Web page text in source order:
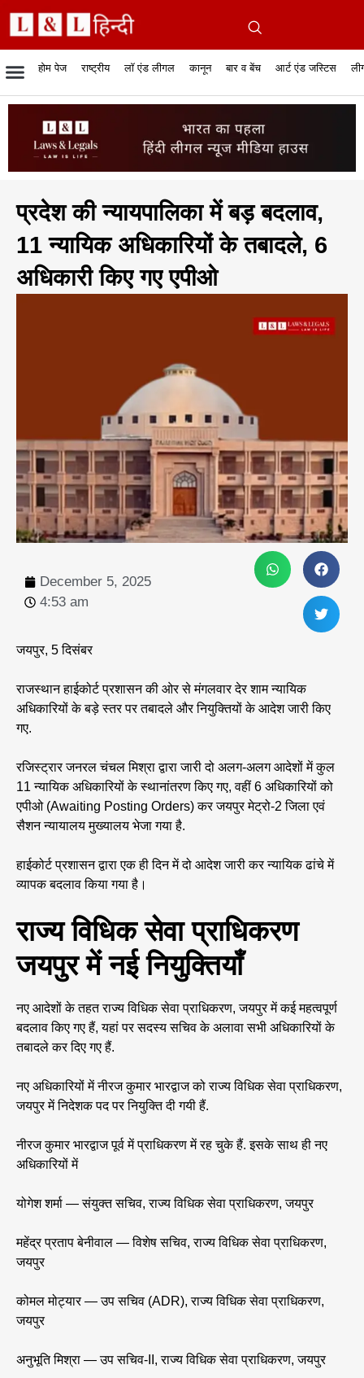
होम पेज राष्ट्रीय
रिपोर्टेबल जजमेंट सुप्रीम कोर्ट हाईकोर्ट
लॉ एंड लीगल
रिसर्च एनालाईसिस एंड लॉ केस स्टेटस
कानून
व्यापार में कानून फिल्में और कानून
बार व बेंच
बार एसोसिएशन बार
आर्ट एंड जस्टिस
जस्टिस एंड जस्टिस
प्रदेश की न्यायपालिका में बड़ बदलाव,
11 न्यायिक अधिकारियों के तबादले, 6
अधिकारी किए गए एपीओ
December 5, 2025
4:53 am
जयपुर, 5 दिसंबर
राजस्थान हाईकोर्ट प्रशासन की ओर से मंगलवार देर शाम न्यायिक
अधिकारियों के बड़े स्तर पर तबादले और नियुक्तियों के आदेश जारी किए
गए.
रजिस्ट्रार जनरल चंचल मिश्रा द्वारा जारी दो अलग-अलग आदेशों में कुल
11 न्यायिक अधिकारियों के स्थानांतरण किए गए, वहीं 6 अधिकारियों को
एपीओ (Awaiting Posting Orders) कर जयपुर मेट्रो-2 जिला एवं
सैशन न्यायालय मुख्यालय भेजा गया है.
हाईकोर्ट प्रशासन द्वारा एक ही दिन में दो आदेश जारी कर न्यायिक ढांचे में
व्यापक बदलाव किया गया है।
राज्य विधिक सेवा प्राधिकरण
जयपुर में नई नियुक्तियाँ
नए आदेशों के तहत राज्य विधिक सेवा प्राधिकरण, जयपुर में कई महत्वपूर्ण
बदलाव किए गए हैं, यहां पर सदस्य सचिव के अलावा सभी अधिकारियों के
तबादले कर दिए गए हैं.
नए अधिकारियों में नीरज कुमार भारद्वाज को राज्य विधिक सेवा प्राधिकरण,
जयपुर में निदेशक पद पर नियुक्ति दी गयी हैं.
नीरज कुमार भारद्वाज पूर्व में प्राधिकरण में रह चुके हैं. इसके साथ ही नए
अधिकारियों में
योगेश शर्मा — संयुक्त सचिव, राज्य विधिक सेवा प्राधिकरण, जयपुर
महेंद्र प्रताप बेनीवाल — विशेष सचिव, राज्य विधिक सेवा प्राधिकरण,
जयपुर
कोमल मोट्यार — उप सचिव (ADR), राज्य विधिक सेवा प्राधिकरण,
जयपुर
अनुभूति मिश्रा — उप सचिव-II, राज्य विधिक सेवा प्राधिकरण, जयपुर